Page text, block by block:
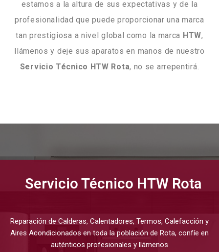
estamos a la altura de sus expectativas y de la
profesionalidad que puede proporcionar una marca
tan prestigiosa a nivel global como la marca HTW,
llámenos y deje sus aparatos en manos de nuestro
Servicio Técnico HTW Rota, no se arrepentirá.
Servicio Técnico HTW Rota
Reparación de Calderas, Calentadores, Termos, Calefacción y
Aires Acondicionados en toda la población de Rota, confíe en
auténticos profesionales y llámenos